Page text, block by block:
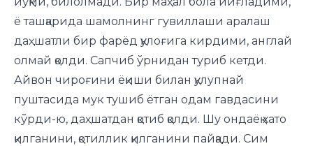
ё ташқарида шамолнинг гувиллаши аралаш
даҳшатли бир фарёд қулоғига кирдими, англай
олмай қолди. Сапчиб ўрнидан туриб кетди.
Айвон чироғини ёқиши билан қулупнай
пуштасида мук тушиб ётган одам гавдасини
кўрди-ю, даҳшатдан қотиб қолди. Шу ондаёқ хато
қилганини, қотиллик қилганини пайқади. Сим